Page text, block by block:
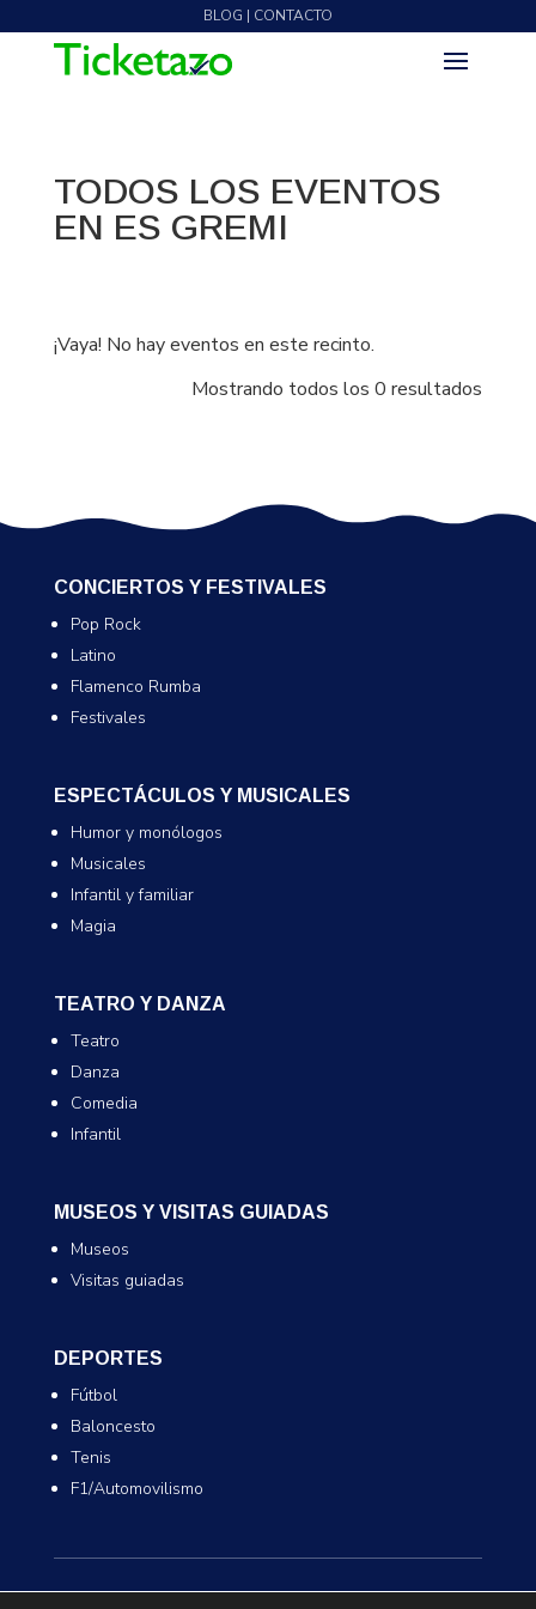
BLOG | CONTACTO
TODOS LOS EVENTOS
EN ES GREMI
¡Vaya! No hay eventos en este recinto.
Mostrando todos los 0 resultados
CONCIERTOS Y FESTIVALES
Pop Rock
Latino
Flamenco Rumba
Festivales
ESPECTÁCULOS Y MUSICALES
Humor y monólogos
Musicales
Infantil y familiar
Magia
TEATRO Y DANZA
Teatro
Danza
Comedia
Infantil
MUSEOS Y VISITAS GUIADAS
Museos
Visitas guiadas
DEPORTES
Fútbol
Baloncesto
Tenis
F1/Automovilismo